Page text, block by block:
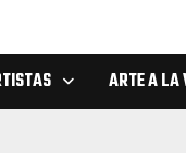
ARTE A LA